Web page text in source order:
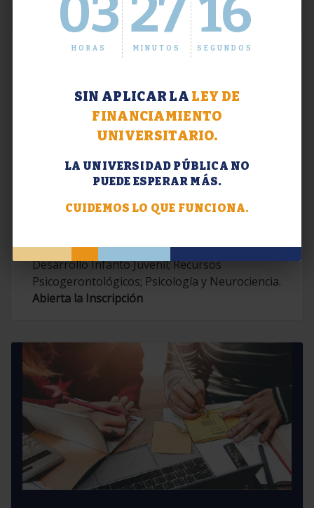
03
HORAS
27
MINUTOS
17
SEGUNDOS
SIN APLICAR LA LEY DE
FINANCIAMIENTO
UNIVERSITARIO.
LA UNIVERSIDAD PÚBLICA NO
PUEDE ESPERAR MÁS.
CUIDEMOS LO QUE FUNCIONA.
Extensión. Diplomaturas 2026.
Contemporáneas; Problemáticas en el
Desarrollo Infanto Juvenil; Recursos
Psicogerontológicos; Psicología y Neurociencia.
Abierta la Inscripción